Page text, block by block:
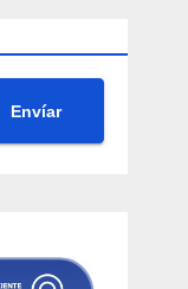
Envíar